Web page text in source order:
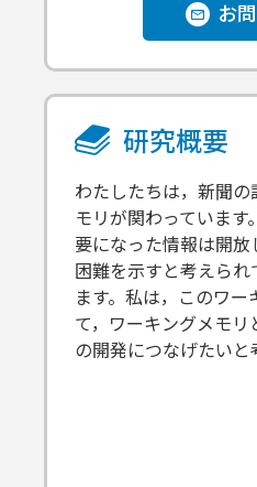
お
研究概要
わたしたちは，新聞
モリが関わっていま
要になった情報は開
困難を示すと考えら
ます。私は，このワ
て，ワーキングメモ
の開発につなげたいと